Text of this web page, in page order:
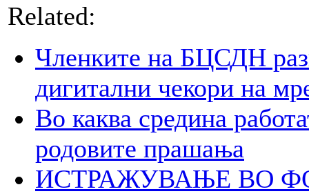
Related:
Членките на БЦСДН
дигитални чекори на
Во каква средина
родовите прашања
ИСТРАЖУВАЊЕ ВО